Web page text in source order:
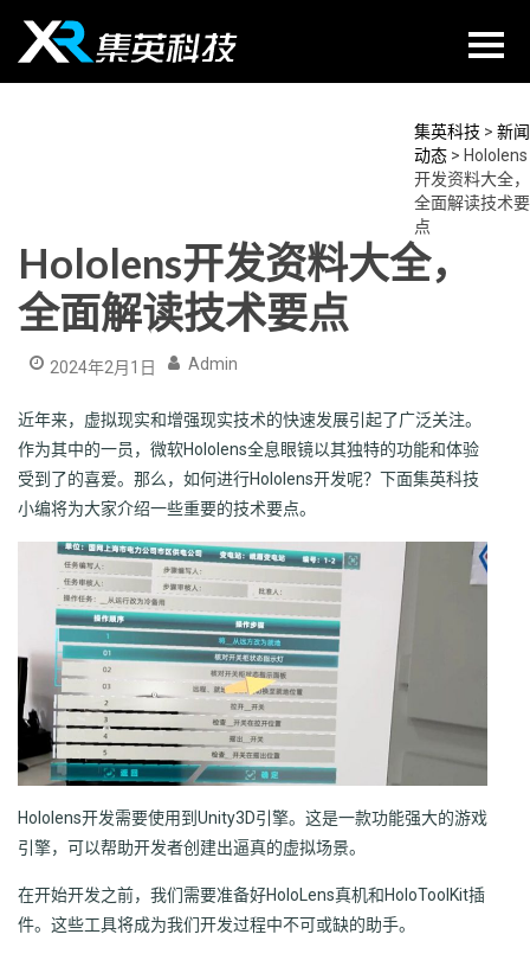
content
集英科技 > 新闻
动态 > Hololens
开发资料大全，
全面解读技术要
点
Hololens开发资料大全，
全面解读技术要点
2024年2月1日 Admin
近年来，虚拟现实和增强现实技术的快速发展引起了广泛关注。
作为其中的一员，微软Hololens全息眼镜以其独特的功能和体验
受到了的喜爱。那么，如何进行Hololens开发呢？下面集英科技
小编将为大家介绍一些重要的技术要点。
Hololens开发需要使用到Unity3D引擎。这是一款功能强大的游戏
引擎，可以帮助开发者创建出逼真的虚拟场景。
在开始开发之前，我们需要准备好HoloLens真机和HoloToolKit插
件。这些工具将成为我们开发过程中不可或缺的助手。